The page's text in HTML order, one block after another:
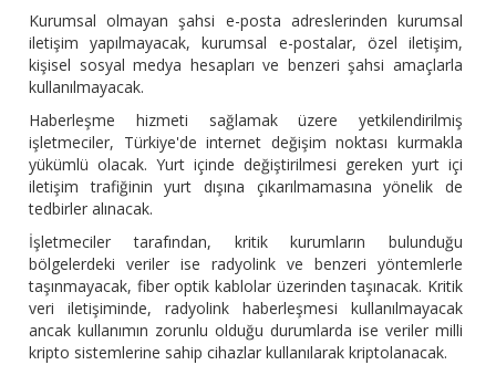
Kurumsal olmayan şahsi e-posta adreslerinden kurumsal
iletişim yapılmayacak, kurumsal e-postalar, özel iletişim,
kişisel sosyal medya hesapları ve benzeri şahsi amaçlarla
kullanılmayacak.
Haberleşme hizmeti sağlamak üzere yetkilendirilmiş
işletmeciler, Türkiye'de internet değişim noktası kurmakla
yükümlü olacak. Yurt içinde değiştirilmesi gereken yurt içi
iletişim trafiğinin yurt dışına çıkarılmamasına yönelik de
tedbirler alınacak.
İşletmeciler tarafından, kritik kurumların bulunduğu
bölgelerdeki veriler ise radyolink ve benzeri yöntemlerle
taşınmayacak, fiber optik kablolar üzerinden taşınacak. Kritik
veri iletişiminde, radyolink haberleşmesi kullanılmayacak
ancak kullanımın zorunlu olduğu durumlarda ise veriler milli
kripto sistemlerine sahip cihazlar kullanılarak kriptolanacak.